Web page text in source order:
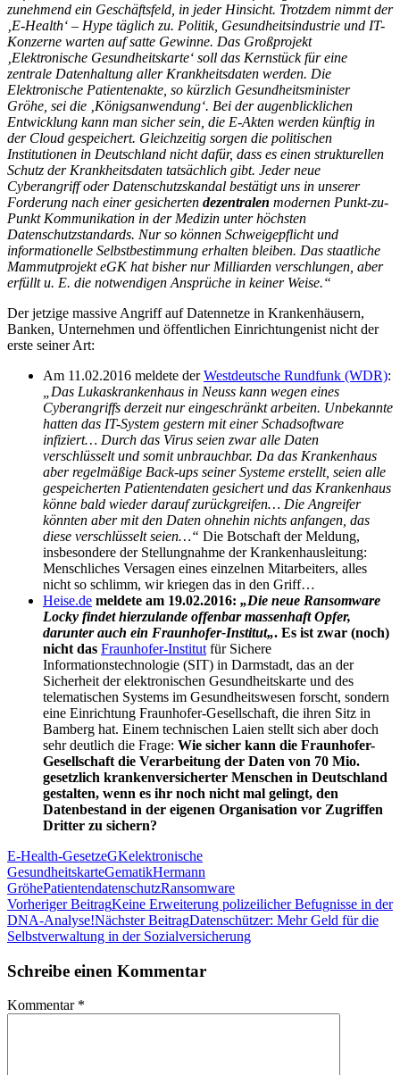
zunehmend ein Geschäftsfeld, in jeder Hinsicht. Trotzdem nimmt der
‚E-Health‘ – Hype täglich zu. Politik, Gesundheitsindustrie und IT-
Konzerne warten auf satte Gewinne. Das Großprojekt
‚Elektronische Gesundheitskarte‘ soll das Kernstück für eine
zentrale Datenhaltung aller Krankheitsdaten werden. Die
Elektronische Patientenakte, so kürzlich Gesundheitsminister
Gröhe, sei die ‚Königsanwendung‘. Bei der augenblicklichen
Entwicklung kann man sicher sein, die E-Akten werden künftig in
der Cloud gespeichert. Gleichzeitig sorgen die politischen
Institutionen in Deutschland nicht dafür, dass es einen strukturellen
Schutz der Krankheitsdaten tatsächlich gibt. Jeder neue
Cyberangriff oder Datenschutzskandal bestätigt uns in unserer
Forderung nach einer gesicherten dezentralen modernen Punkt-zu-
Punkt Kommunikation in der Medizin unter höchsten
Datenschutzstandards. Nur so können Schweigepflicht und
informationelle Selbstbestimmung erhalten bleiben. Das staatliche
Mammutprojekt eGK hat bisher nur Milliarden verschlungen, aber
erfüllt u. E. die notwendigen Ansprüche in keiner Weise.“
Der jetzige massive Angriff auf Datennetze in Krankenhäusern,
Banken, Unternehmen und öffentlichen Einrichtungenist nicht der
erste seiner Art:
Am 11.02.2016 meldete derWestdeutsche Rundfunk (WDR):
„Das Lukaskrankenhaus in Neuss kann wegen eines
Cyberangriffs derzeit nur eingeschränkt arbeiten. Unbekannte
hatten das IT-System gestern mit einer Schadsoftware
infiziert… Durch das Virus seien zwar alle Daten
verschlüsselt und somit unbrauchbar. Da das Krankenhaus
aber regelmäßige Back-ups seiner Systeme erstellt, seien alle
gespeicherten Patientendaten gesichert und das Krankenhaus
könne bald wieder darauf zurückgreifen… Die Angreifer
könnten aber mit den Daten ohnehin nichts anfangen, das
diese verschlüsselt seien…“ Die Botschaft der Meldung,
insbesondere der Stellungnahme der Krankenhausleitung:
Menschliches Versagen eines einzelnen Mitarbeiters, alles
nicht so schlimm, wir kriegen das in den Griff…
Heise.de meldete am 19.02.2016: „Die neue Ransomware
Locky findet hierzulande offenbar massenhaft Opfer,
darunter auch ein Fraunhofer-Institut„. Es ist zwar (noch)
nicht das Fraunhofer-Institut für Sichere
Informationstechnologie (SIT) in Darmstadt, das an der
Sicherheit der elektronischen Gesundheitskarte und des
telematischen Systems im Gesundheitswesen forscht, sondern
eine Einrichtung Fraunhofer-Gesellschaft, die ihren Sitz in
Bamberg hat. Einem technischen Laien stellt sich aber doch
sehr deutlich die Frage: Wie sicher kann die Fraunhofer-
Gesellschaft die Verarbeitung der Daten von 70 Mio.
gesetzlich krankenversicherter Menschen in Deutschland
gestalten, wenn es ihr noch nicht mal gelingt, den
Datenbestand in der eigenen Organisation vor Zugriffen
Dritter zu sichern?
E-Health-GesetzeGKelektronische
GesundheitskarteGematikHermann
GröhePatientendatenschutzRansomware
Beitragsnavigation
Vorheriger BeitragKeine Erweiterung polizeilicher Befugnisse in der
DNA-Analyse!Nächster BeitragDatenschützer: Mehr Geld für die
Selbstverwaltung in der Sozialversicherung
Schreibe einen Kommentar
Kommentar *